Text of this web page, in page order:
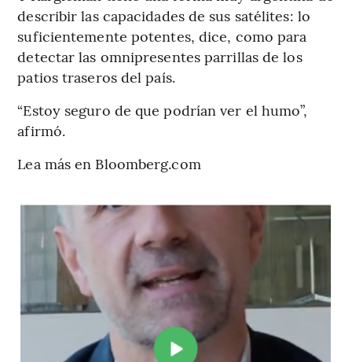
describir las capacidades de sus satélites: lo
suficientemente potentes, dice, como para
detectar las omnipresentes parrillas de los
patios traseros del país.
“Estoy seguro de que podrían ver el humo”,
afirmó.
Lea más en Bloomberg.com